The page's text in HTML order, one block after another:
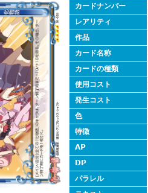
カードナンバー
レアリティ
作品
カード名称
カードの種類
使用コスト
発生コスト
色
特徴
AP
DP
パラレル